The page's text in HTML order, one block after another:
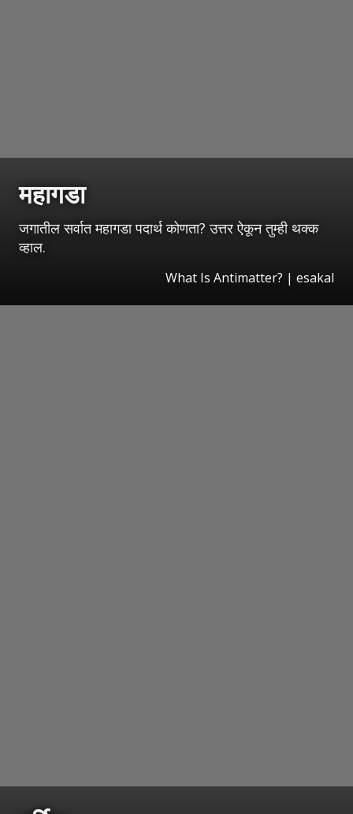
महागडा
जगातील सर्वात महागडा पदार्थ कोणता? उत्तर ऐकून तुम्ही थक्क
व्हाल.
What Is Antimatter? | esakal